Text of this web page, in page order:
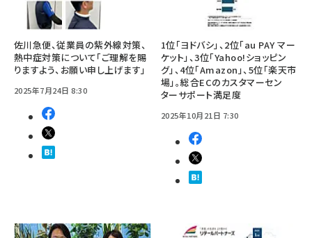
佐川急便、従業員の紫外線対策、
熱中症対策について「ご理解を賜
りますよう、お願い申し上げます」
2025年7月24日 8:30
1位「ヨドバシ」、2位「au PAY マー
ケット」、3位「Yahoo!ショッピン
グ」、4位「Amazon」、5位「楽天市
場」。総合ECのカスタマーセン
ターサポート満足度
2025年10月21日 7:30